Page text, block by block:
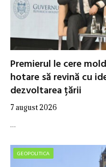
Premierul le cere
hotare să revină cu
dezvoltarea țării
7 august 2026
…
GEOPOLITICA